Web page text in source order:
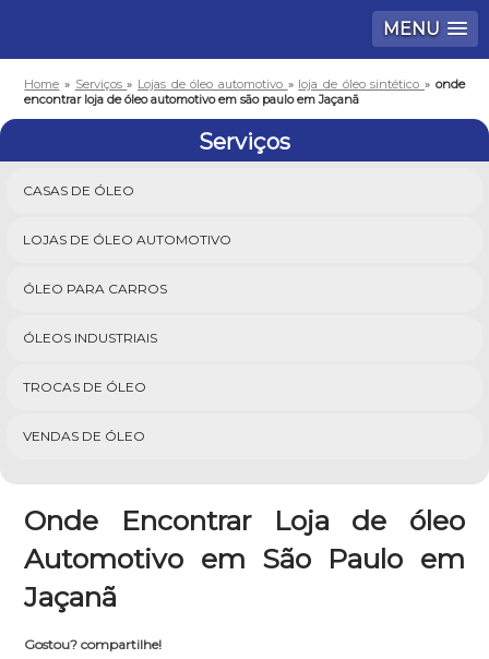
MENU
Home » Serviços» Lojas de óleo automotivo » loja de óleo sintético » onde
encontrar loja de óleo automotivo em são paulo em Jaçanã
Serviços
CASAS DE ÓLEO
LOJAS DE ÓLEO AUTOMOTIVO
ÓLEO PARA CARROS
ÓLEOS INDUSTRIAIS
TROCAS DE ÓLEO
VENDAS DE ÓLEO
Onde Encontrar Loja de óleo
Automotivo em São Paulo em
Jaçanã
Gostou? compartilhe!